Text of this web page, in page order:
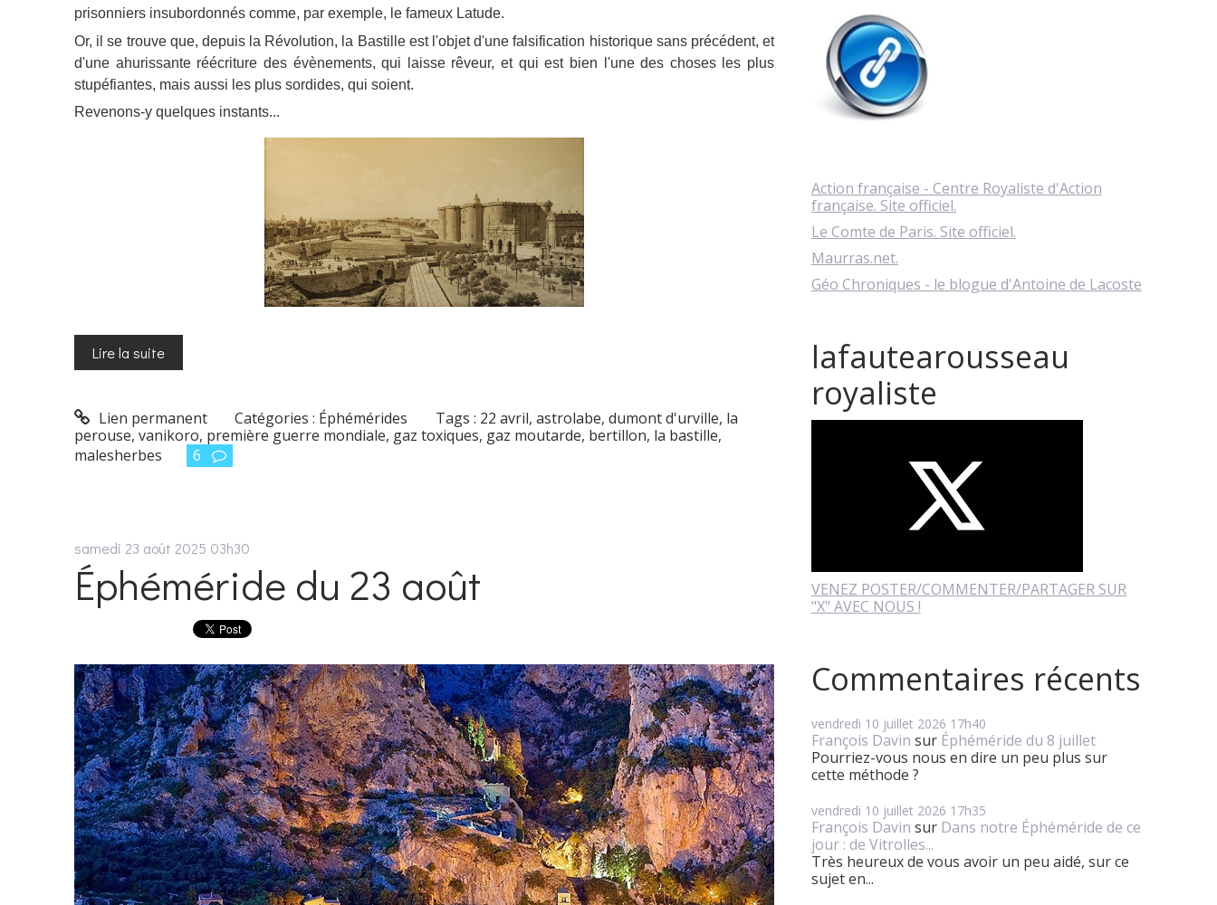
prisonniers insubordonnés comme, par exemple, le fameux Latude.
Or, il se trouve que, depuis la Révolution, la Bastille est l'objet d'une falsification historique sans précédent, et
d'une ahurissante réécriture des évènements, qui laisse rêveur, et qui est bien l'une des choses les plus
stupéfiantes, mais aussi les plus sordides, qui soient.
Revenons-y quelques instants...
Lire la suite
Lien permanent Catégories : Éphémérides Tags : 22 avril,astrolabe,dumont d'urville, la
perouse, vanikoro, première guerre mondiale, gaz toxiques, gaz moutarde, bertillon, la bastille,
malesherbes
6
samedi 23 août 2025 03h30
Éphéméride du 23 août
Action française - Centre Royaliste d'Action
française. Site officiel.
Le Comte de Paris. Site officiel.
Maurras.net.
Géo Chroniques - le blogue d'Antoine de Lacoste
lafautearousseau
royaliste
VENEZ POSTER/COMMENTER/PARTAGER SUR
"X" AVEC NOUS !
Commentaires récents
vendredi 10 juillet 2026 17h40
François Davin sur Éphéméride du 8 juillet
Pourriez-vous nous en dire un peu plus sur
cette méthode ?
vendredi 10 juillet 2026 17h35
François Davin sur Dans notre Éphéméride de ce
jour : de Vitrolles...
Très heureux de vous avoir un peu aidé, sur ce
sujet en...